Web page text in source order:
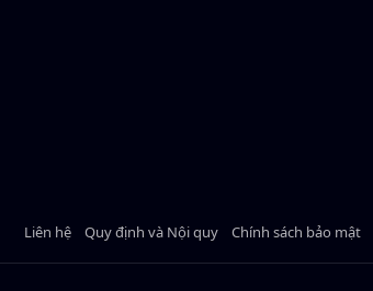
Liên hệ Quy định và Nội quy Chính sách bảo mật